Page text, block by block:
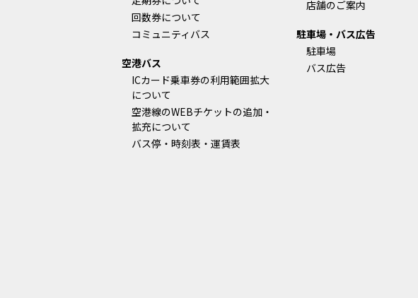
回数券について
コミュニティバス
空港バス
ICカード乗車券の利用範囲拡大
について
空港線のWEBチケットの追加・
拡充について
バス停・時刻表・運賃表
店舗のご案内
駐車場・バス広告
駐車場
バス広告